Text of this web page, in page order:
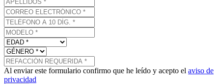
Al enviar este formulario confirmo que he leído y acepto el aviso de
privacidad